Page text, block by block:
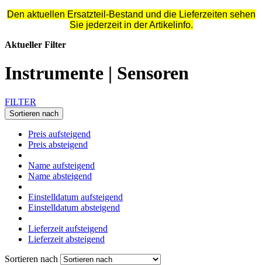
Den aktuellen Ersatzteil-Bestand und die Lieferzeiten sehen
Sie jederzeit in der Artikelinfo.
Aktueller Filter
Instrumente | Sensoren
FILTER
Sortieren nach
Preis aufsteigend
Preis absteigend
Name aufsteigend
Name absteigend
Einstelldatum aufsteigend
Einstelldatum absteigend
Lieferzeit aufsteigend
Lieferzeit absteigend
Sortieren nach